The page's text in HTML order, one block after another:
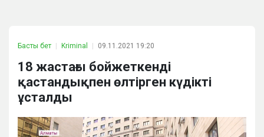
Басты бет Kriminal 09.11.2021 19:20
18 жастағы бойжеткенді
қастандықпен өлтірген күдікті
ұсталды